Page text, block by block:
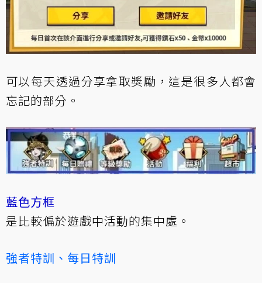
可以每天透過分享拿取獎勵，這是很多人都會
忘記的部分。
藍色方框
是比較偏於遊戲中活動的集中處。
強者特訓、每日特訓